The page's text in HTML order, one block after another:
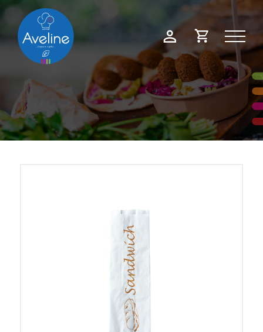
Mon Demande
devis
Panneau de gestion des cookies